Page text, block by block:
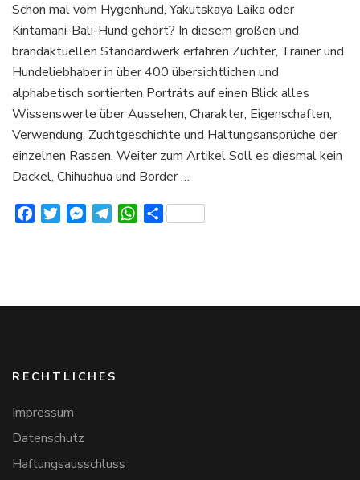
Hunderassen
von
A-
Alles
über
Aussehen
Charakter
und
Verhalten
Schon mal vom Hygenhund, Yakutskaya Laika oder
Kintamani-Bali-Hund gehört? In diesem großen und
brandaktuellen Standardwerk erfahren Züchter, Trainer und
Hundeliebhaber in über 400 übersichtlichen und
alphabetisch sortierten Porträts auf einen Blick alles
Wissenswerte über Aussehen, Charakter, Eigenschaften,
Verwendung, Zuchtgeschichte und Haltungsansprüche der
einzelnen Rassen. Weiter zum Artikel Soll es diesmal kein
Dackel, Chihuahua und Border …
FacebookTwitterMessenger
TelegramWhatsApp
Teilen
RECHTLICHES
Impressum
Datenschutz
Haftungsausschluss